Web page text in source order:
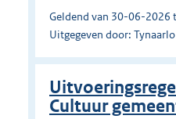
Geldend van 30-06-2026
Uitgegeven door: Tynaarlo
Cultuur